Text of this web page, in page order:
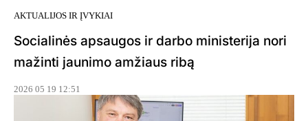
AKTUALIJOS IR ĮVYKIAI
Socialinės apsaugos ir darbo ministerija nori
mažinti jaunimo amžiaus ribą
2026 05 19 12:51